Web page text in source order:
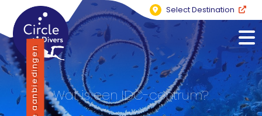
Select Destination
Wat is een IDC-centrum?